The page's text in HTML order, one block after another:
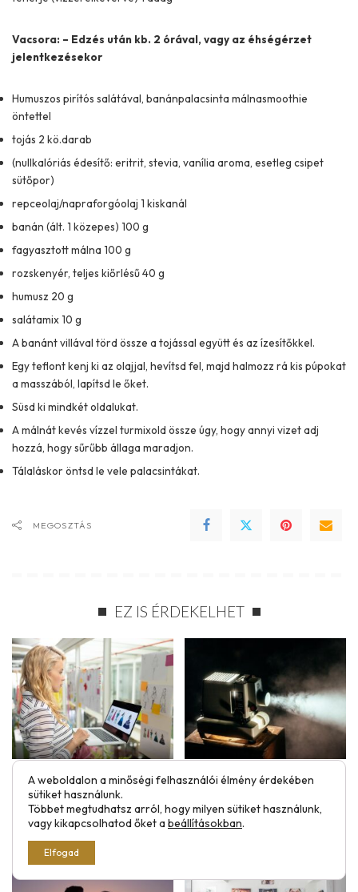
Vacsora: – Edzés után kb. 2 órával, vagy az éhségérzet
jelentkezésekor
Humuszos pirítós salátával, banánpalacsinta málnasmoothie
öntettel
tojás 2 kö.darab
(nullkalóriás édesítő: eritrit, stevia, vanília aroma, esetleg csipet
sütőpor)
repceolaj/napraforgóolaj 1 kiskanál
banán (ált. 1 közepes) 100 g
fagyasztott málna 100 g
rozskenyér, teljes kiőrlésű 40 g
humusz 20 g
salátamix 10 g
A banánt villával törd össze a tojással együtt és az ízesítőkkel.
Egy teflont kenj ki az olajjal, hevítsd fel, majd halmozz rá kis púpokat
a masszából, lapítsd le őket.
Süsd ki mindkét oldalukat.
A málnát kevés vízzel turmixold össze úgy, hogy annyi vizet adj
hozzá, hogy sűrűbb állaga maradjon.
Tálaláskor öntsd le vele palacsintákat.
MEGOSZTÁS
EZ IS ÉRDEKELHET
HOBBIBÓL HIVATÁS: ÍGY
MONETIZÁLD A
RAJZTUDÁSODAT
A LEGJOBB NYOMOZÓS
LEKÖTIK A FIGYELMEDET
A weboldalon a minőségi felhasználói élmény érdekében
sütiket használunk.
Többet megtudhatsz arról, hogy milyen sütiket használunk,
vagy kikapcsolhatod őket abeállításokban.
Elfogad